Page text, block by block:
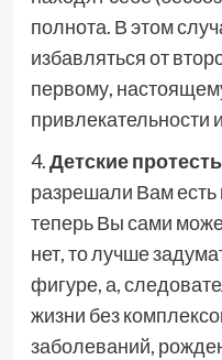
полнота. В этом
избавляться от
первому,
привлекательности
4.Детские
разрешали Вам есть
теперь Вы сами
нет, то лучше
фигуре, а,
жизни без
заболеваний,